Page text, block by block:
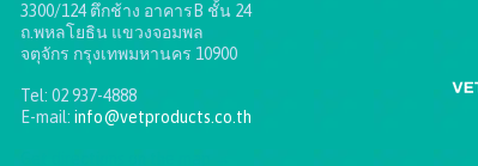
3300/124 ตึกช้าง อาคารB ชั้น 24
ถ.พหลโยธิน แขวงจอมพล
จตุจักร กรุงเทพมหานคร 10900
Tel: 02 937-4888
E-mail: info@vetproducts.co.th